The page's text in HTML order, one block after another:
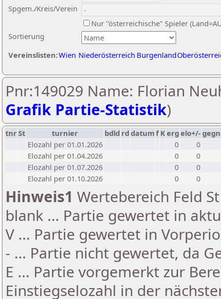
Sortierung
Spgem./Kreis/Verein
Nur "österreichische" Spieler
Vereinslisten:Wien Niederösterreich Burgenland
Pnr:149029 Name: Florian
Grafik Partie-Statistik)
tnrSt turnier bdld rd datumf Kerg elo+/-
Elozahl per 01.01.2026
0
0
Elozahl per 01.04.2026
0
0
Elozahl per 01.07.2026
0
0
Elozahl per 01.10.2026
0 0
Hinweis1 Wertebereich Feld
blank ... Partie gewertet in
V ... Partie gewertet in
- ... Partie nicht gewertet, da
E ... Partie vorgemerkt zur
Einstiegselozahl in der